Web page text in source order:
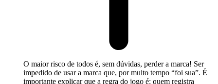
O maior risco de todos é, sem dúvidas, perder a marca! Ser
impedido de usar a marca que, por muito tempo “foi sua”. É
importante explicar que a regra do jogo é: quem registra